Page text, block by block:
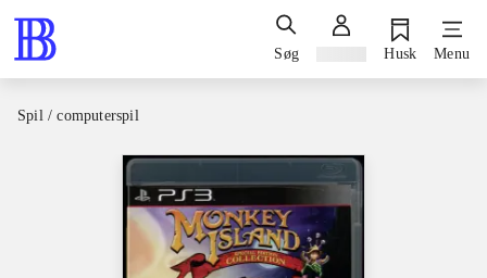
Søg Husk Menu
Spil / computerspil